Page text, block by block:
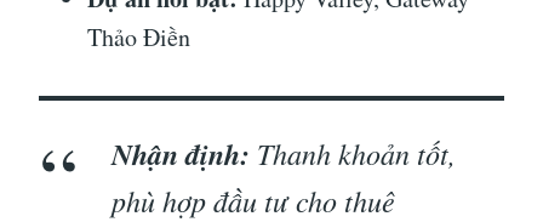
Thảo Điền
Nhận định: Thanh khoản tốt,
phù hợp đầu tư cho thuê